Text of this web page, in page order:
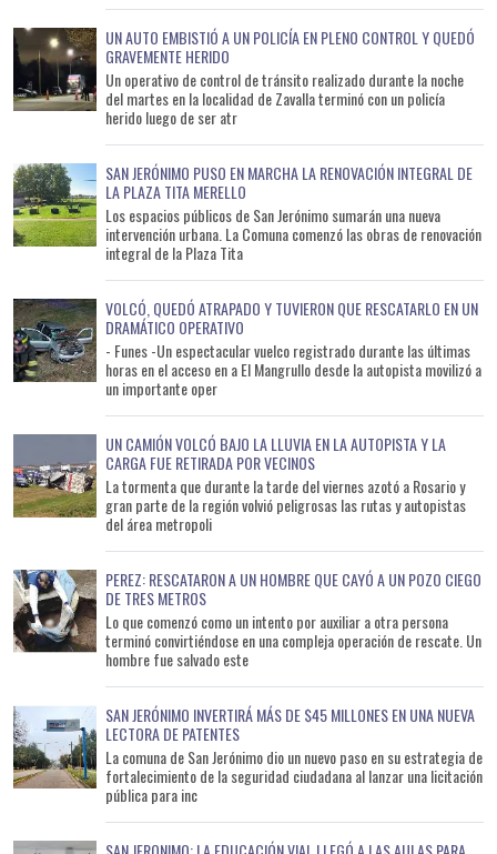
UN AUTO EMBISTIÓ A UN POLICÍA EN PLENO CONTROL Y QUEDÓ
GRAVEMENTE HERIDO
Un operativo de control de tránsito realizado durante la noche
del martes en la localidad de Zavalla terminó con un policía
herido luego de ser atr
SAN JERÓNIMO PUSO EN MARCHA LA RENOVACIÓN INTEGRAL DE
LA PLAZA TITA MERELLO
Los espacios públicos de San Jerónimo sumarán una nueva
intervención urbana. La Comuna comenzó las obras de renovación
integral de la Plaza Tita
VOLCÓ, QUEDÓ ATRAPADO Y TUVIERON QUE RESCATARLO EN UN
DRAMÁTICO OPERATIVO
- Funes -Un espectacular vuelco registrado durante las últimas
horas en el acceso en a El Mangrullo desde la autopista movilizó a
un importante oper
UN CAMIÓN VOLCÓ BAJO LA LLUVIA EN LA AUTOPISTA Y LA
CARGA FUE RETIRADA POR VECINOS
La tormenta que durante la tarde del viernes azotó a Rosario y
gran parte de la región volvió peligrosas las rutas y autopistas
del área metropoli
PEREZ: RESCATARON A UN HOMBRE QUE CAYÓ A UN POZO CIEGO
DE TRES METROS
Lo que comenzó como un intento por auxiliar a otra persona
terminó convirtiéndose en una compleja operación de rescate. Un
hombre fue salvado este
SAN JERÓNIMO INVERTIRÁ MÁS DE $45 MILLONES EN UNA NUEVA
LECTORA DE PATENTES
La comuna de San Jerónimo dio un nuevo paso en su estrategia de
fortalecimiento de la seguridad ciudadana al lanzar una licitación
pública para inc